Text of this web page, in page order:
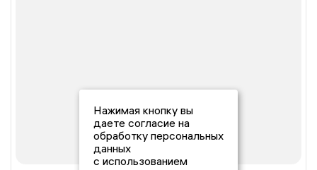
Нажимая кнопку вы
даете согласие на
обработку персональных
данных
с использованием